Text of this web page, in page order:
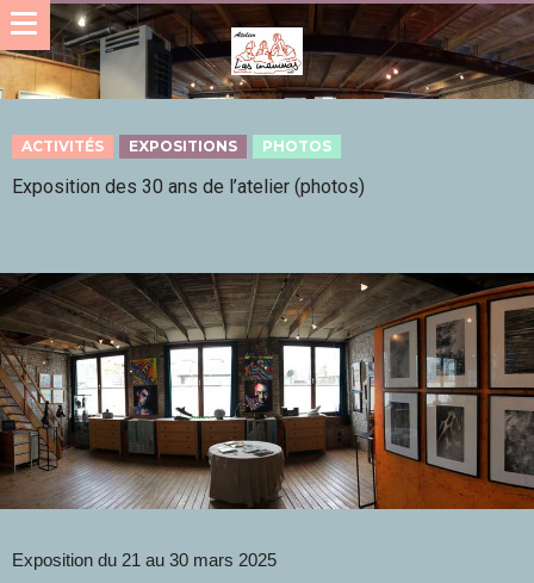
ACTIVITÉS EXPOSITIONS PHOTOS
Exposition des 30 ans de l’atelier (photos)
Exposition du 21 au 30 mars 2025